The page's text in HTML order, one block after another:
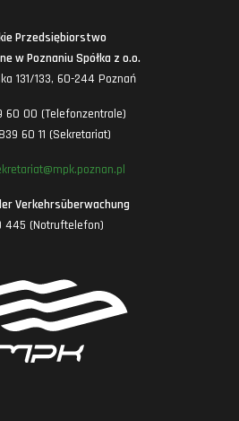
Przedsiębiorstwo
w Poznaniu Spółka z o.o.
131/133, 60-244 Poznań
60 00 (Telefonzentrale)
60 11 (Sekretariat)
Verkehrsüberwachung
445 (Notruftelefon)